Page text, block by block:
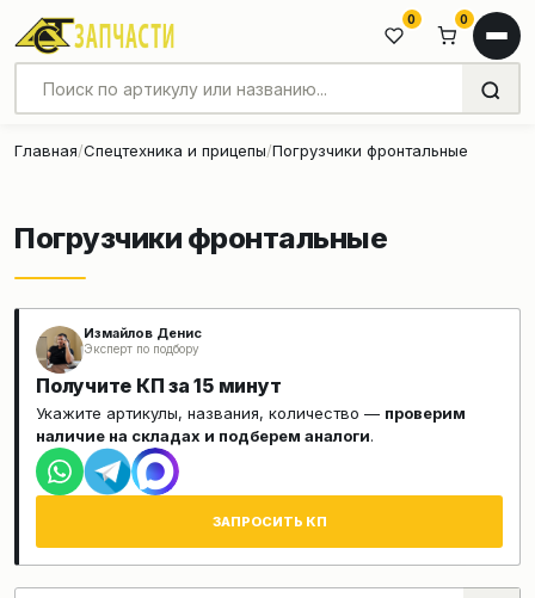
0 0
Главная Спецтехника и прицепы Погрузчики фронтальные
Погрузчики фронтальные
Измайлов Денис
Эксперт по подбору
Получите КП за 15 минут
Укажите артикулы, названия, количество — проверим
наличие на складах и подберем аналоги.
ЗАПРОСИТЬ КП